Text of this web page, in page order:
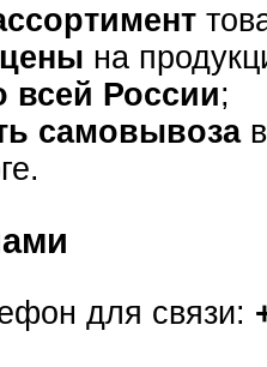
на
всей России;
самовывозав
для связи: